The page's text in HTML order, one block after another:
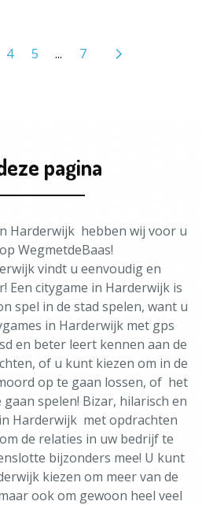
4 5 ... 7
pagina
Harderwijk hebben wij voor u
WegmetdeBaas!
vindt u eenvoudig en
Een citygame in Harderwijk is
spel in de stad spelen, want u
in Harderwijk met gps
en beter leert kennen aan de
of u kunt kiezen om in de
op te gaan lossen, of het
spelen! Bizar, hilarisch en
Harderwijk met opdrachten
de relaties in uw bedrijf te
bijzonders mee! U kunt
kiezen om meer van de
ook om gewoon heel veel